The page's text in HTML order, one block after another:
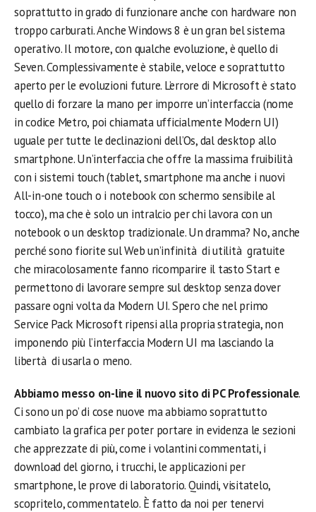
soprattutto in grado di funzionare anche con hardware non
troppo carburati. Anche Windows 8 è un gran bel sistema
operativo. Il motore, con qualche evoluzione, è quello di
Seven. Complessivamente è stabile, veloce e soprattutto
aperto per le evoluzioni future. L’errore di Microsoft è stato
quello di forzare la mano per imporre un’interfaccia (nome
in codice Metro, poi chiamata ufficialmente Modern UI)
uguale per tutte le declinazioni dell’Os, dal desktop allo
smartphone. Un’interfaccia che offre la massima fruibilità
con i sistemi touch (tablet, smartphone ma anche i nuovi
All-in-one touch o i notebook con schermo sensibile al
tocco), ma che è solo un intralcio per chi lavora con un
notebook o un desktop tradizionale. Un dramma? No, anche
perché sono fiorite sul Web un’infinità di utilità gratuite
che miracolosamente fanno ricomparire il tasto Start e
permettono di lavorare sempre sul desktop senza dover
passare ogni volta da Modern UI. Spero che nel primo
Service Pack Microsoft ripensi alla propria strategia, non
imponendo più l’interfaccia Modern UI ma lasciando la
libertà di usarla o meno.
Abbiamo messo on-line il nuovo sito di PC Professionale.
Ci sono un po’ di cose nuove ma abbiamo soprattutto
cambiato la grafica per poter portare in evidenza le sezioni
che apprezzate di più, come i volantini commentati, i
download del giorno, i trucchi, le applicazioni per
smartphone, le prove di laboratorio. Quindi, visitatelo,
scopritelo, commentatelo. È fatto da noi per tenervi